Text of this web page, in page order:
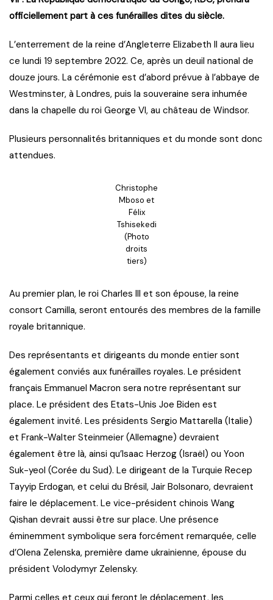
officiellement part à ces funérailles dites du siècle.
L’enterrement de la reine d’Angleterre Elizabeth II aura lieu
ce lundi 19 septembre 2022. Ce, après un deuil national de
douze jours. La cérémonie est d’abord prévue à l’abbaye de
Westminster, à Londres, puis la souveraine sera inhumée
dans la chapelle du roi George VI, au château de Windsor.
Plusieurs personnalités britanniques et du monde sont donc
attendues.
Christophe
Mboso et
Félix
Tshisekedi
(Photo
droits
tiers)
Au premier plan, le roi Charles III et son épouse, la reine
consort Camilla, seront entourés des membres de la famille
royale britannique.
Des représentants et dirigeants du monde entier sont
également conviés aux funérailles royales. Le président
français Emmanuel Macron sera notre représentant sur
place. Le président des Etats-Unis Joe Biden est
également invité. Les présidents Sergio Mattarella (Italie)
et Frank-Walter Steinmeier (Allemagne) devraient
également être là, ainsi qu’Isaac Herzog (Israël) ou Yoon
Suk-yeol (Corée du Sud). Le dirigeant de la Turquie Recep
Tayyip Erdogan, et celui du Brésil, Jair Bolsonaro, devraient
faire le déplacement. Le vice-président chinois Wang
Qishan devrait aussi être sur place. Une présence
éminemment symbolique sera forcément remarquée, celle
d’Olena Zelenska, première dame ukrainienne, épouse du
président Volodymyr Zelensky.
Parmi celles et ceux qui feront le déplacement, les